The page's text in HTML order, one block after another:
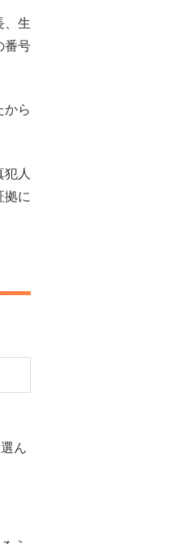
、生
番号
から
人
拠に
ん